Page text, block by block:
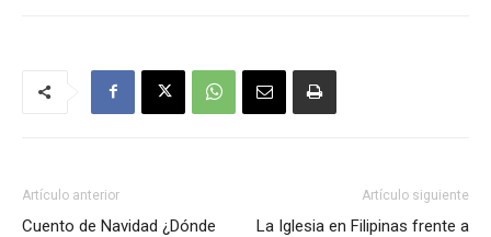
Artículo anterior
Cuento de Navidad ¿Dónde
Artículo siguiente
La Iglesia en Filipinas frente a